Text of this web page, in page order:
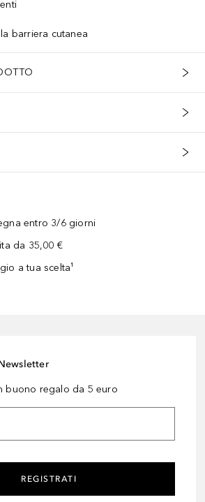
barriera cutanea
entro 3/6 giorni
da 35,00 €
a tua scelta¹
buono regalo da 5 euro
REGISTRATI